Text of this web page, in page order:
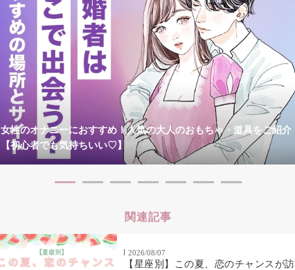
女性のオナニーにおすすめ！人気の大人のおもちゃ・道具をご紹介
【初心者でも気持ちいい♡】
関連記事
2026/08/07
【星座別】この夏、恋のチャンスが訪